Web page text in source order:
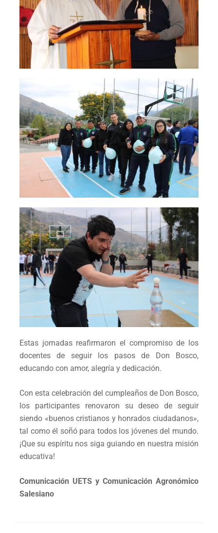
Estas jornadas reafirmaron el compromiso de los
docentes de seguir los pasos de Don Bosco,
educando con amor, alegría y dedicación.
Con esta celebración del cumpleaños de Don Bosco,
los participantes renovaron su deseo de seguir
siendo «buenos cristianos y honrados ciudadanos»,
tal como él soñó para todos los jóvenes del mundo.
¡Que su espíritu nos siga guiando en nuestra misión
educativa!
Comunicación UETS y Comunicación Agronómico
Salesiano